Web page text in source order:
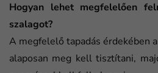
Hogyan lehet megfelelően
szalagot?
A megfelelő tapadás érdekében
alaposan meg kell tisztítani,